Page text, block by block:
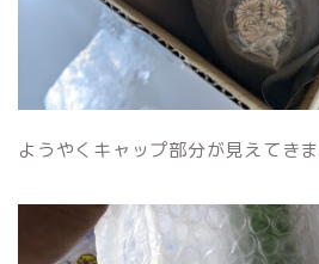
ようやくキャップ部分が見えてきま